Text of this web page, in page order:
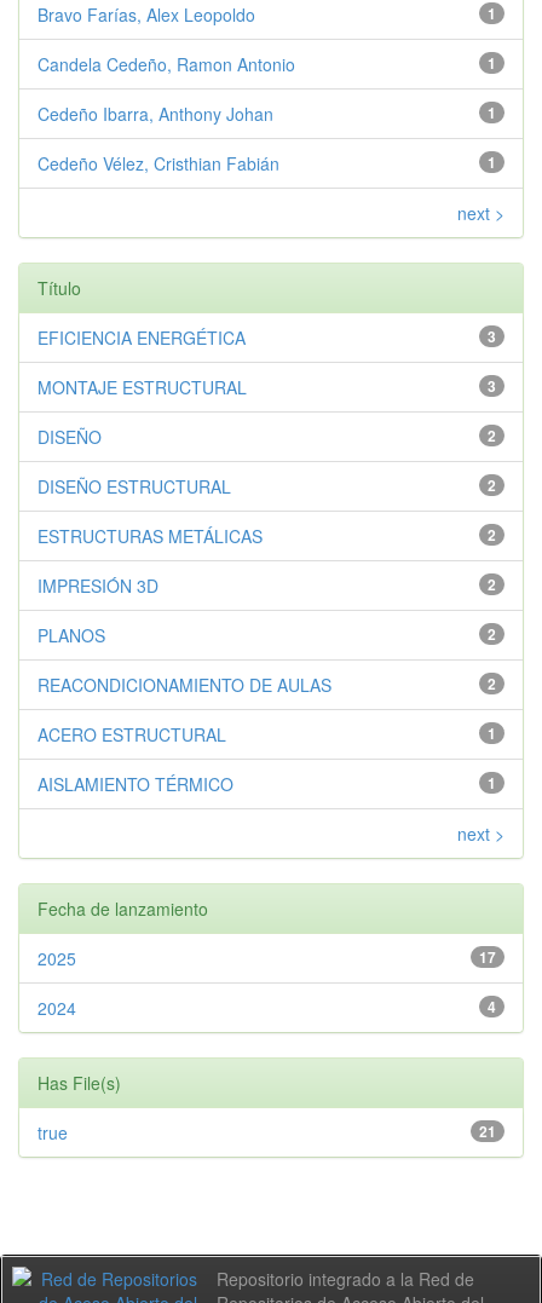
1
Bravo Farías, Alex Leopoldo
1
Candela Cedeño, Ramon Antonio
1
Cedeño Ibarra, Anthony Johan
1
Cedeño Vélez, Cristhian Fabián
next >
Título
3
EFICIENCIA ENERGÉTICA
3
MONTAJE ESTRUCTURAL
2
DISEÑO
2
DISEÑO ESTRUCTURAL
2
ESTRUCTURAS METÁLICAS
2
IMPRESIÓN 3D
2
PLANOS
2
REACONDICIONAMIENTO DE AULAS
1
ACERO ESTRUCTURAL
1
AISLAMIENTO TÉRMICO
next >
Fecha de lanzamiento
17
2025
4
2024
Has File(s)
21
true
Repositorio integrado a la Red de